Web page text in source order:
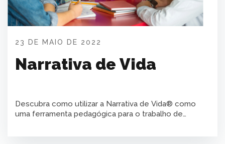
23 DE MAIO DE 2022
Narrativa de Vida
Descubra como utilizar a Narrativa de Vida® como
uma ferramenta pedagógica para o trabalho de